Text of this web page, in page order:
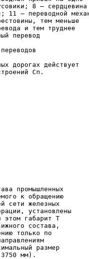
8 – сердцевина
11 – переводной
тем меньше
и тем труднее
перевод
дорогах действует
Сп.
промышленных
к обращению
сети железных
установлены
габарит Т
состава,
только по
размер
3750 мм).